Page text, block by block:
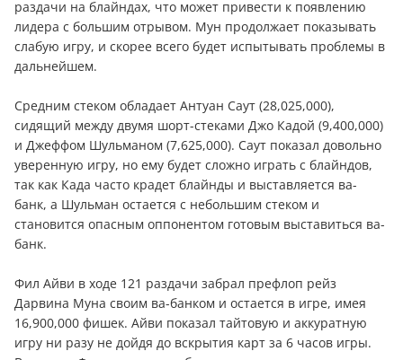
раздачи на блайндах, что может привести к появлению
лидера с большим отрывом. Мун продолжает показывать
слабую игру, и скорее всего будет испытывать проблемы в
дальнейшем.
Средним стеком обладает Антуан Саут (28,025,000),
сидящий между двумя шорт-стеками Джо Кадой (9,400,000)
и Джеффом Шульманом (7,625,000). Саут показал довольно
уверенную игру, но ему будет сложно играть с блайндов,
так как Када часто крадет блайнды и выставляется ва-
банк, а Шульман остается с небольшим стеком и
становится опасным оппонентом готовым выставиться ва-
банк.
Фил Айви в ходе 121 раздачи забрал префлоп рейз
Дарвина Муна своим ва-банком и остается в игре, имея
16,900,000 фишек. Айви показал тайтовую и аккуратную
игру ни разу не дойдя до вскрытия карт за 6 часов игры.